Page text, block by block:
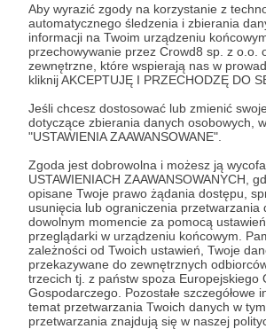
Aby wyrazić zgody na korzystanie z
automatycznego śledzenia i zbierania
informacji na Twoim urządzeniu
przechowywanie przez Crowd8 sp. z o.o.
zewnętrzne, które wspierają nas w
kliknij AKCEPTUJĘ I PRZECHODZĘ DO
Jeśli chcesz dostosować lub zmienić
dotyczące zbierania danych osobowych,
"USTAWIENIA ZAAWANSOWANE".
Zgoda jest dobrowolna i możesz ją
USTAWIENIACH ZAAWANSOWANYCH,
opisane Twoje prawo żądania dostępu,
usunięcia lub ograniczenia przetwarzania
dowolnym momencie za pomocą
przeglądarki w urządzeniu końcowym.
zależności od Twoich ustawień, Twoje
przekazywane do zewnętrznych
trzecich tj. z państw spoza Europejskiego
Gospodarczego. Pozostałe szczegółowe
temat przetwarzania Twoich danych w
przetwarzania znajdują się w naszej
Dołącz do grona
Wesprzyj działalność Autora
teraz!
Zostań Patronem